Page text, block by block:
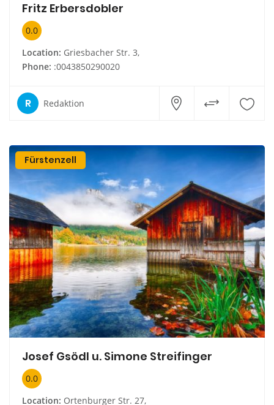
Fritz Erbersdobler
0.0
Location: Griesbacher Str. 3,
Phone: :0043850290020
R Redaktion
Fürstenzell
Josef Gsödl u. Simone Streifinger
0.0
Location: Ortenburger Str. 27,